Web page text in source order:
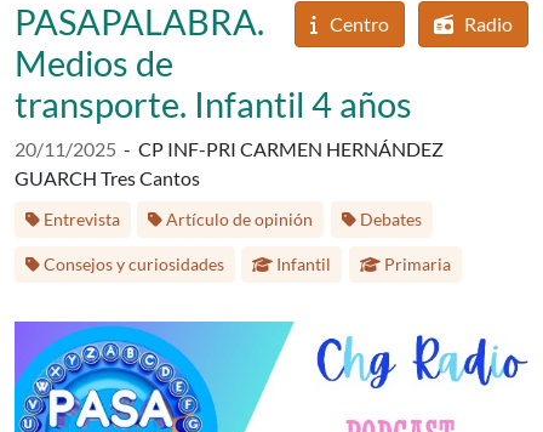
Centro Radio
PASAPALABRA.
Medios de
transporte. Infantil 4 años
Fecha de publicación:
20/11/2025 - CP INF-PRI CARMEN HERNÁNDEZ
GUARCH Tres Cantos
Etiquetas:
Entrevista Artículo de opinión Debates
Consejos y curiosidades Infantil Primaria